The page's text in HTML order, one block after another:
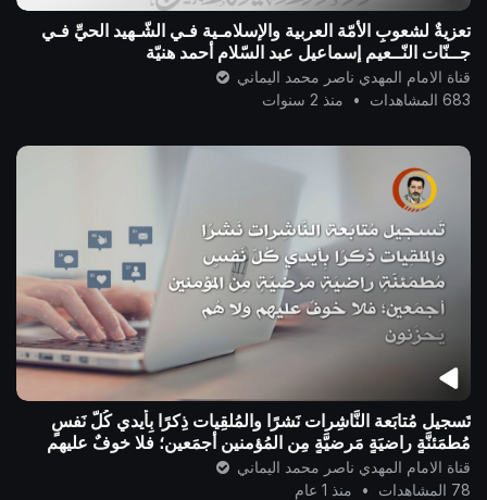
تعزيةٌ لشعوبِ الأمّة العربية والإسلامـية فـي الشّـهيد الحيِّ فـي
جــنّات النّــعيم إسماعيل عبد السّلام أحمد هنيّة
قناة الامام المهدي ناصر محمد اليماني
683 المشاهدات
• منذ 2 سنوات
تَسجيل مُتابَعة النَّاشِرات نَشرًا والمُلقِيات ذِكرًا بِأيدي كُلّ نَفسٍ
مُطمَئنَّةٍ راضيَةٍ مَرضيَّةٍ مِن المُؤمنين أجمَعين؛ فلا خوفٌ عليهم
قناة الامام المهدي ناصر محمد اليماني
78 المشاهدات
• منذ 1 عام